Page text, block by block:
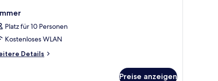
Platz für 10 Personen
Kostenloses WLAN
Details
Preise anzeigen